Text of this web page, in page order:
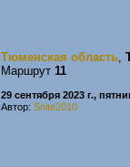
Тюменская область,
Маршрут 11
29 сентября 2023 г.,
Автор: Snite2010